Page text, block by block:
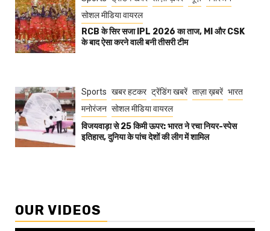
सोशल मीडिया वायरल
RCB के सिर सजा IPL 2026 का ताज, MI और CSK
के बाद ऐसा करने वाली बनी तीसरी टीम
Sports खबर हटकर ट्रेंडिंग खबरें ताज़ा ख़बरें भारत
मनोरंजन सोशल मीडिया वायरल
विजयवाड़ा से 25 किमी ऊपर: भारत ने रचा नियर-स्पेस
इतिहास, दुनिया के पांच देशों की लीग में शामिल
OUR VIDEOS